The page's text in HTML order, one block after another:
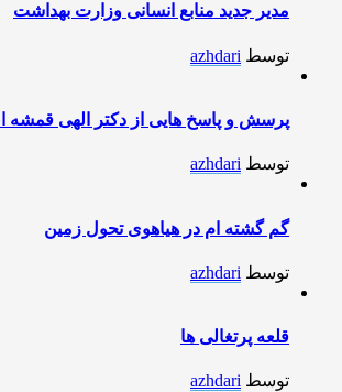
مدیر جدید منابع انسانی وزارت بهداشت
توسط azhdari
پرسش و پاسخ هایی از دکتر الهی قمشه
توسط azhdari
گم گشته ام در هیاهوی تحول زمین
توسط azhdari
قلعه پرتغالی ها
توسط azhdari